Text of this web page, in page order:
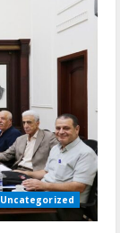
Uncategorized